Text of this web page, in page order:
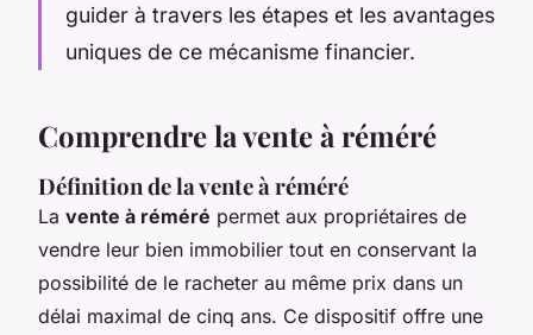
guider à travers les étapes et les avantages
uniques de ce mécanisme financier.
Comprendre la vente à réméré
Définition de la vente à réméré
La vente à réméré permet aux propriétaires de
vendre leur bien immobilier tout en conservant la
possibilité de le racheter au même prix dans un
délai maximal de cinq ans. Ce dispositif offre une